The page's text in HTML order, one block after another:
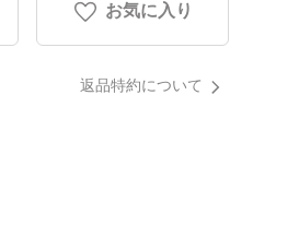
お気に入り
返品特約について